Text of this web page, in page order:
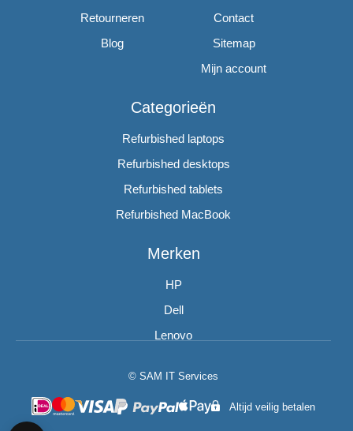
Retourneren
Blog
Contact
Sitemap
Mijn account
Categorieën
Refurbished laptops
Refurbished desktops
Refurbished tablets
Refurbished MacBook
Merken
HP
Dell
Lenovo
© SAM IT Services
Altijd veilig betalen